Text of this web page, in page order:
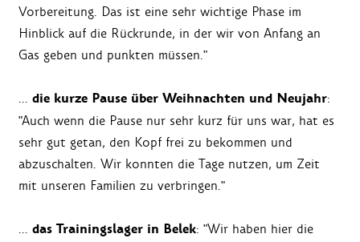
Vorbereitung. Das ist eine sehr wichtige Phase im
Hinblick auf die Rückrunde, in der wir von Anfang an
Gas geben und punkten müssen."
... die kurze Pause über Weihnachten und Neujahr:
"Auch wenn die Pause nur sehr kurz für uns war, hat es
sehr gut getan, den Kopf frei zu bekommen und
abzuschalten. Wir konnten die Tage nutzen, um Zeit
mit unseren Familien zu verbringen."
... das Trainingslager in Belek: "Wir haben hier die